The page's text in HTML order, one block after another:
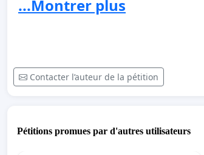
Le code de l’éducation précise,
étrangers ».
L’article 2 du projet de loi ESR doit
cadre d’un accord avec une
...Montrer plus
Contacter l’auteur de la pétition
Pétitions promues par d'autres utilisateurs